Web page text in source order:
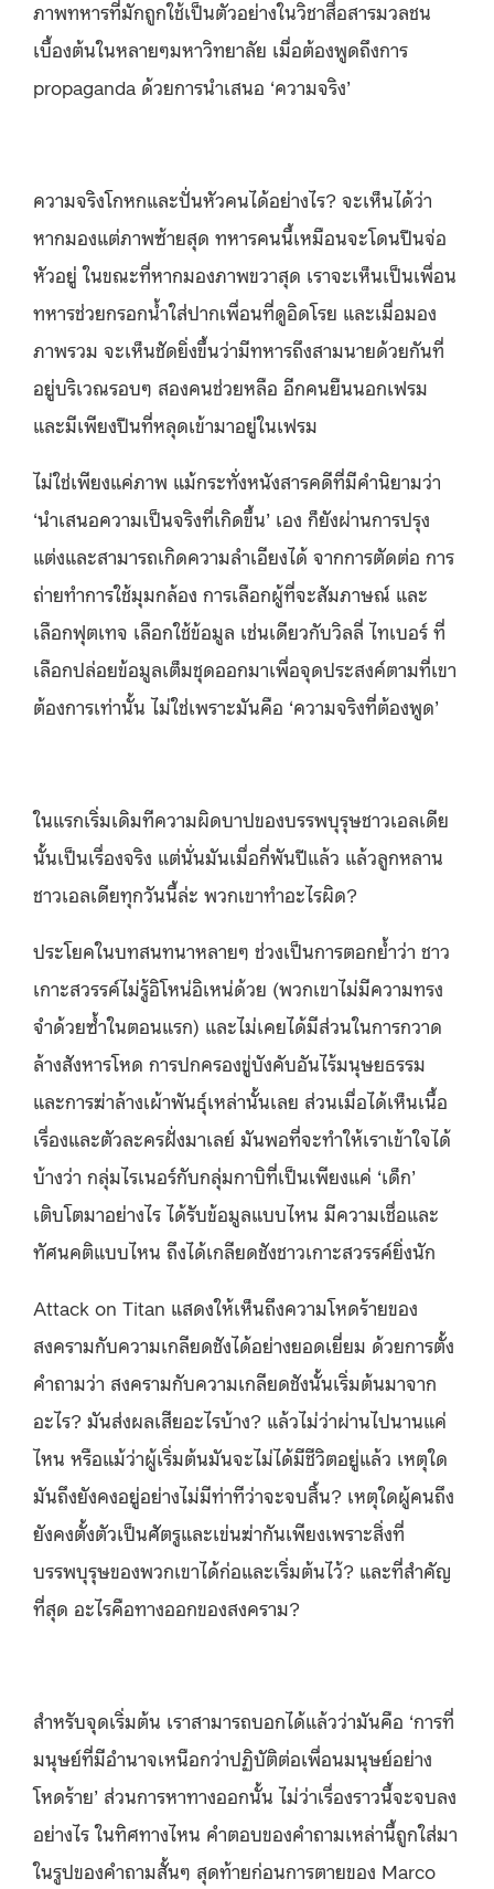
ภาพทหารที่มักถูกใช้เป็นตัวอย่างในวิชาสื่อสารมวลชน
เบื้องต้นในหลายๆมหาวิทยาลัย เมื่อต้องพูดถึงการ
propaganda ด้วยการนำเสนอ ‘ความจริง’
ความจริงโกหกและปั่นหัวคนได้อย่างไร? จะเห็นได้ว่า
หากมองแต่ภาพซ้ายสุด ทหารคนนี้เหมือนจะโดนปืนจ่อ
หัวอยู่ ในขณะที่หากมองภาพขวาสุด เราจะเห็นเป็นเพื่อน
ทหารช่วยกรอกน้ำใส่ปากเพื่อนที่ดูอิดโรย และเมื่อมอง
ภาพรวม จะเห็นชัดยิ่งขึ้นว่ามีทหารถึงสามนายด้วยกันที่
อยู่บริเวณรอบๆ สองคนช่วยหลือ อีกคนยืนนอกเฟรม
และมีเพียงปืนที่หลุดเข้ามาอยู่ในเฟรม
ไม่ใช่เพียงแค่ภาพ แม้กระทั่งหนังสารคดีที่มีคำนิยามว่า
‘นำเสนอความเป็นจริงที่เกิดขึ้น’ เอง ก็ยังผ่านการปรุง
แต่งและสามารถเกิดความลำเอียงได้ จากการตัดต่อ การ
ถ่ายทำการใช้มุมกล้อง การเลือกผู้ที่จะสัมภาษณ์ และ
เลือกฟุตเทจ เลือกใช้ข้อมูล เช่นเดียวกับวิลลี่ ไทเบอร์ ที่
เลือกปล่อยข้อมูลเต็มชุดออกมาเพื่อจุดประสงค์ตามที่เขา
ต้องการเท่านั้น ไม่ใช่เพราะมันคือ ‘ความจริงที่ต้องพูด’
ในแรกเริ่มเดิมทีความผิดบาปของบรรพบุรุษชาวเอลเดีย
นั้นเป็นเรื่องจริง แต่นั่นมันเมื่อกี่พันปีแล้ว แล้วลูกหลาน
ชาวเอลเดียทุกวันนี้ล่ะ พวกเขาทำอะไรผิด?
ประโยคในบทสนทนาหลายๆ ช่วงเป็นการตอกย้ำว่า ชาว
เกาะสวรรค์ไม่รู้อิโหน่อิเหน่ด้วย (พวกเขาไม่มีความทรง
จำด้วยซ้ำในตอนแรก) และไม่เคยได้มีส่วนในการกวาด
ล้างสังหารโหด การปกครองขู่บังคับอันไร้มนุษยธรรม
และการฆ่าล้างเผ้าพันธุ์เหล่านั้นเลย ส่วนเมื่อได้เห็นเนื้อ
เรื่องและตัวละครฝั่งมาเลย์ มันพอที่จะทำให้เราเข้าใจได้
บ้างว่า กลุ่มไรเนอร์กับกลุ่มกาบิที่เป็นเพียงแค่ ‘เด็ก’
เติบโตมาอย่างไร ได้รับข้อมูลแบบไหน มีความเชื่อและ
ทัศนคติแบบไหน ถึงได้เกลียดชังชาวเกาะสวรรค์ยิ่งนัก
Attack on Titan แสดงให้เห็นถึงความโหดร้ายของ
สงครามกับความเกลียดชังได้อย่างยอดเยี่ยม ด้วยการตั้ง
คำถามว่า สงครามกับความเกลียดชังนั้นเริ่มต้นมาจาก
อะไร? มันส่งผลเสียอะไรบ้าง? แล้วไม่ว่าผ่านไปนานแค่
ไหน หรือแม้ว่าผู้เริ่มต้นมันจะไม่ได้มีชีวิตอยู่แล้ว เหตุใด
มันถึงยังคงอยู่อย่างไม่มีท่าทีว่าจะจบสิ้น? เหตุใดผู้คนถึง
ยังคงตั้งตัวเป็นศัตรูและเข่นฆ่ากันเพียงเพราะสิ่งที่
บรรพบุรุษของพวกเขาได้ก่อและเริ่มต้นไว้? และที่สำคัญ
ที่สุด อะไรคือทางออกของสงคราม?
สำหรับจุดเริ่มต้น เราสามารถบอกได้แล้วว่ามันคือ ‘การที่
มนุษย์ที่มีอำนาจเหนือกว่าปฏิบัติต่อเพื่อนมนุษย์อย่าง
โหดร้าย’ ส่วนการหาทางออกนั้น ไม่ว่าเรื่องราวนี้จะจบลง
อย่างไร ในทิศทางไหน คำตอบของคำถามเหล่านี้ถูกใส่มา
ในรูปของคำถามสั้นๆ สุดท้ายก่อนการตายของ Marco